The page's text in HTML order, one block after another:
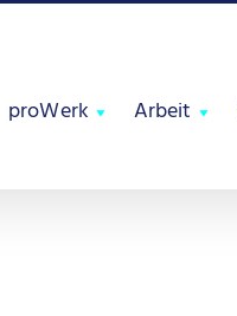
proWerk Arbeit